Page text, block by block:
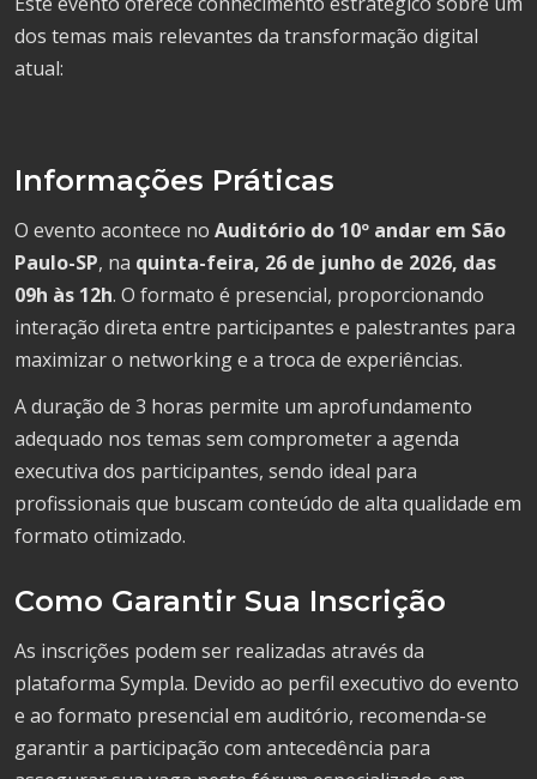
dos temas mais relevantes da transformação digital
atual:
Informações Práticas
O evento acontece no Auditório do 10º andar em São
Paulo-SP, na quinta-feira, 26 de junho de 2026, das
09h às 12h. O formato é presencial, proporcionando
interação direta entre participantes e palestrantes para
maximizar o networking e a troca de experiências.
A duração de 3 horas permite um aprofundamento
adequado nos temas sem comprometer a agenda
executiva dos participantes, sendo ideal para
profissionais que buscam conteúdo de alta qualidade em
formato otimizado.
Como Garantir Sua Inscrição
As inscrições podem ser realizadas através da
plataforma Sympla. Devido ao perfil executivo do evento
e ao formato presencial em auditório, recomenda-se
garantir a participação com antecedência para